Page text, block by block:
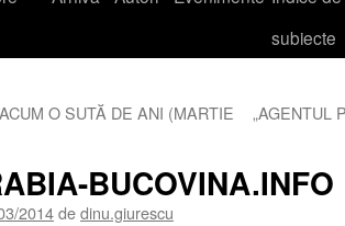
subiecte
O SUTĂ DE ANI (MARTIE
„AGENTUL
BUCOVINA.INFO
2014dedinu.giurescu